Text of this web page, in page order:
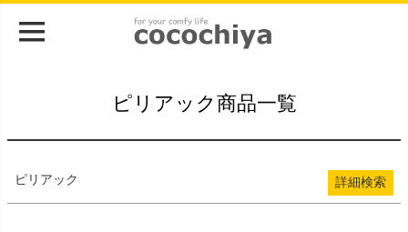
ピリアック商品一覧
ピリアック 詳細検索
登録順
価格が安い順
価格が高い順
在庫なし商品を表示
検索